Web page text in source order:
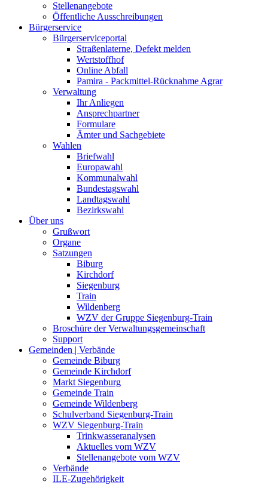
Stellenangebote
Öffentliche Ausschreibungen
Bürgerservice
Bürgerserviceportal
Straßenlaterne, Defekt melden
Wertstoffhof
Online Abfall
Pamira - Packmittel-Rücknahme Agrar
Verwaltung
Ihr Anliegen
Ansprechpartner
Formulare
Ämter und Sachgebiete
Wahlen
Briefwahl
Europawahl
Kommunalwahl
Bundestagswahl
Landtagswahl
Bezirkswahl
Über uns
Grußwort
Organe
Satzungen
Biburg
Kirchdorf
Siegenburg
Train
Wildenberg
WZV der Gruppe Siegenburg-Train
Broschüre der Verwaltungsgemeinschaft
Support
Gemeinden | Verbände
Gemeinde Biburg
Gemeinde Kirchdorf
Markt Siegenburg
Gemeinde Train
Gemeinde Wildenberg
Schulverband Siegenburg-Train
WZV Siegenburg-Train
Trinkwasseranalysen
Aktuelles vom WZV
Stellenangebote vom WZV
Verbände
ILE-Zugehörigkeit